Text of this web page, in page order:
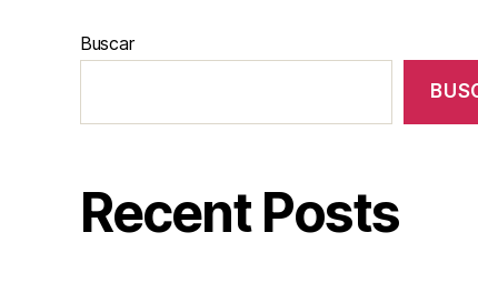
Buscar
Recent Posts